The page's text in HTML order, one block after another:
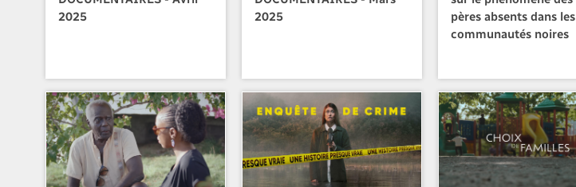
2025
2025
pères absents dans les
communautés noires